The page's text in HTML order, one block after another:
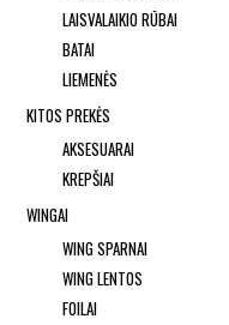
LAISVALAIKIO RŪBAI
BATAI
LIEMENĖS
KITOS PREKĖS
AKSESUARAI
KREPŠIAI
WINGAI
WING SPARNAI
WING LENTOS
FOILAI